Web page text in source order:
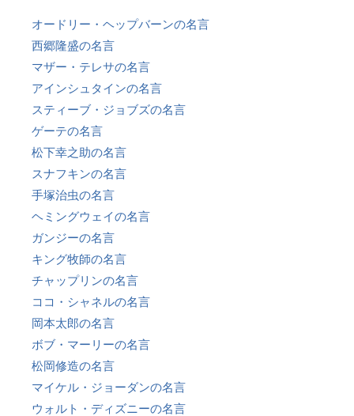
オードリー・ヘップバーンの名言
西郷隆盛の名言
マザー・テレサの名言
アインシュタインの名言
スティーブ・ジョブズの名言
ゲーテの名言
松下幸之助の名言
スナフキンの名言
手塚治虫の名言
ヘミングウェイの名言
ガンジーの名言
キング牧師の名言
チャップリンの名言
ココ・シャネルの名言
岡本太郎の名言
ボブ・マーリーの名言
松岡修造の名言
マイケル・ジョーダンの名言
ウォルト・ディズニーの名言